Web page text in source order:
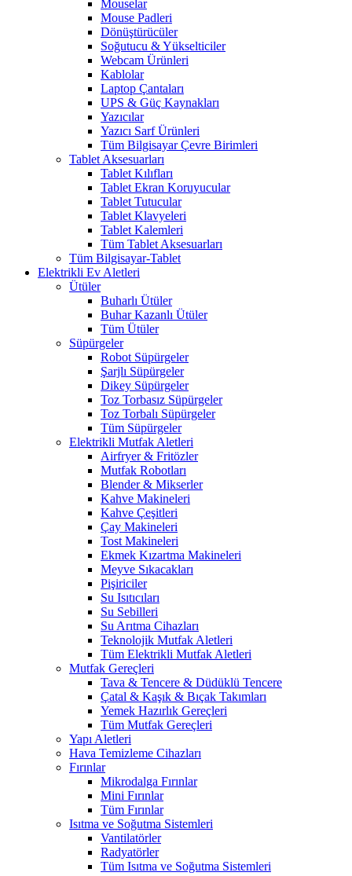
Mouselar
Mouse Padleri
Dönüştürücüler
Soğutucu & Yükselticiler
Webcam Ürünleri
Kablolar
Laptop Çantaları
UPS & Güç Kaynakları
Yazıcılar
Yazıcı Sarf Ürünleri
Tüm Bilgisayar Çevre Birimleri
Tablet Aksesuarları
Tablet Kılıfları
Tablet Ekran Koruyucular
Tablet Tutucular
Tablet Klavyeleri
Tablet Kalemleri
Tüm Tablet Aksesuarları
Tüm Bilgisayar-Tablet
Elektrikli Ev Aletleri
Ütüler
Buharlı Ütüler
Buhar Kazanlı Ütüler
Tüm Ütüler
Süpürgeler
Robot Süpürgeler
Şarjlı Süpürgeler
Dikey Süpürgeler
Toz Torbasız Süpürgeler
Toz Torbalı Süpürgeler
Tüm Süpürgeler
Elektrikli Mutfak Aletleri
Airfryer & Fritözler
Mutfak Robotları
Blender & Mikserler
Kahve Makineleri
Kahve Çeşitleri
Çay Makineleri
Tost Makineleri
Ekmek Kızartma Makineleri
Meyve Sıkacakları
Pişiriciler
Su Isıtıcıları
Su Sebilleri
Su Arıtma Cihazları
Teknolojik Mutfak Aletleri
Tüm Elektrikli Mutfak Aletleri
Mutfak Gereçleri
Tava & Tencere & Düdüklü Tencere
Çatal & Kaşık & Bıçak Takımları
Yemek Hazırlık Gereçleri
Tüm Mutfak Gereçleri
Yapı Aletleri
Hava Temizleme Cihazları
Fırınlar
Mikrodalga Fırınlar
Mini Fırınlar
Tüm Fırınlar
Isıtma ve Soğutma Sistemleri
Vantilatörler
Radyatörler
Tüm Isıtma ve Soğutma Sistemleri